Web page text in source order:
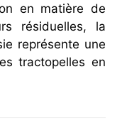
en matière de
résiduelles, la
représente une
tractopelles en